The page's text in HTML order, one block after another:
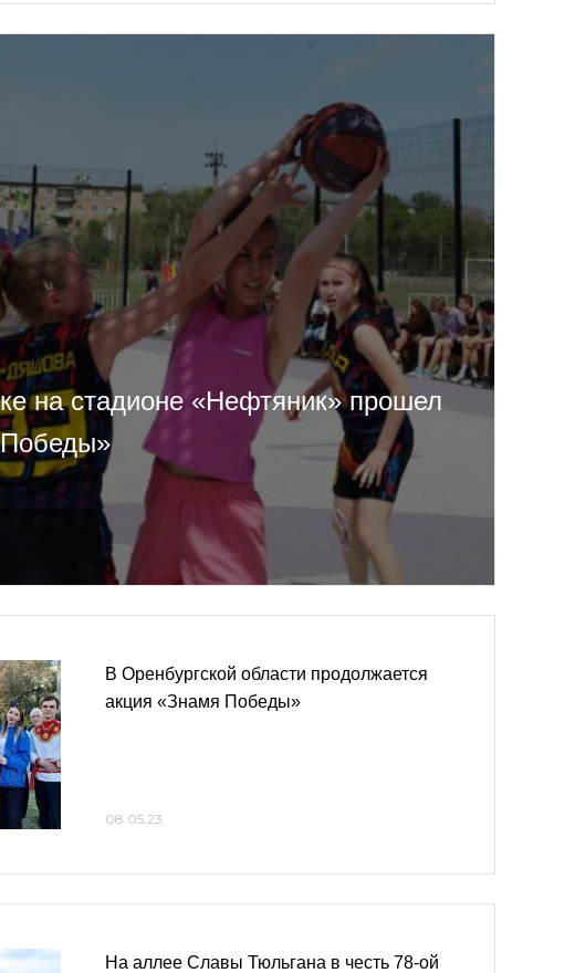
на стадионе «Нефтяник» прошел
В Оренбургской области продолжается
акция «Знамя Победы»
08.05.23
На аллее Славы Тюльгана в честь 78-ой